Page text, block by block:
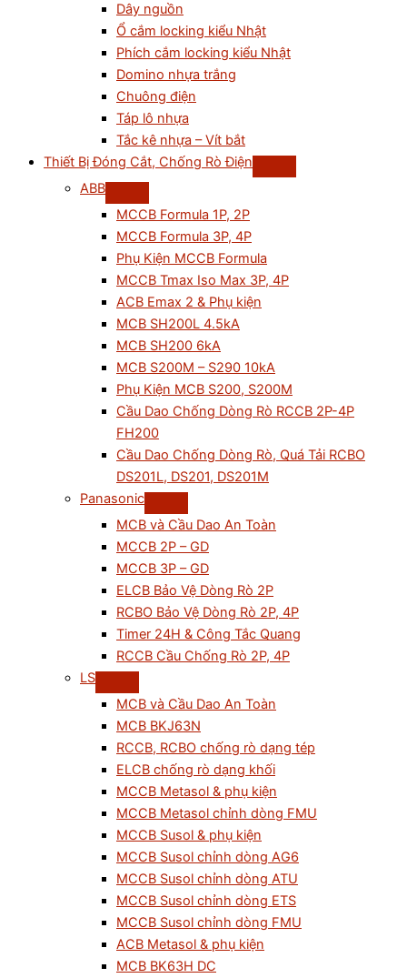
Dây nguồn
Ổ cắm locking kiểu Nhật
Phích cắm locking kiểu Nhật
Domino nhựa trắng
Chuông điện
Táp lô nhựa
Tắc kê nhựa – Vít bắt
Thiết Bị Đóng Cắt, Chống Rò Điện
ABB
MCCB Formula 1P, 2P
MCCB Formula 3P, 4P
Phụ Kiện MCCB Formula
MCCB Tmax Iso Max 3P, 4P
ACB Emax 2 & Phụ kiện
MCB SH200L 4.5kA
MCB SH200 6kA
MCB S200M – S290 10kA
Phụ Kiện MCB S200, S200M
Cầu Dao Chống Dòng Rò RCCB 2P-4P
FH200
Cầu Dao Chống Dòng Rò, Quá Tải RCBO
DS201L, DS201, DS201M
Panasonic
MCB và Cầu Dao An Toàn
MCCB 2P – GD
MCCB 3P – GD
ELCB Bảo Vệ Dòng Rò 2P
RCBO Bảo Vệ Dòng Rò 2P, 4P
Timer 24H & Công Tắc Quang
RCCB Cầu Chống Rò 2P, 4P
LS
MCB và Cầu Dao An Toàn
MCB BKJ63N
RCCB, RCBO chống rò dạng tép
ELCB chống rò dạng khối
MCCB Metasol & phụ kiện
MCCB Metasol chỉnh dòng FMU
MCCB Susol & phụ kiện
MCCB Susol chỉnh dòng AG6
MCCB Susol chỉnh dòng ATU
MCCB Susol chỉnh dòng ETS
MCCB Susol chỉnh dòng FMU
ACB Metasol & phụ kiện
MCB BK63H DC